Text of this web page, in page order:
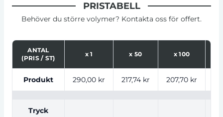
PRISTABELL
Behöver du större volymer? Kontakta oss för offert.
ANTAL
(PRIS / ST)
x1 x 50 x100
Produkt 290,00 kr 217,74 kr 207,70 kr
Tryck